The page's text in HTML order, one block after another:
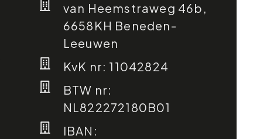
van Heemstraweg 46b,
6658KH Beneden-
Leeuwen
KvK nr: 11042824
BTW nr:
NL822272180B01
IBAN: